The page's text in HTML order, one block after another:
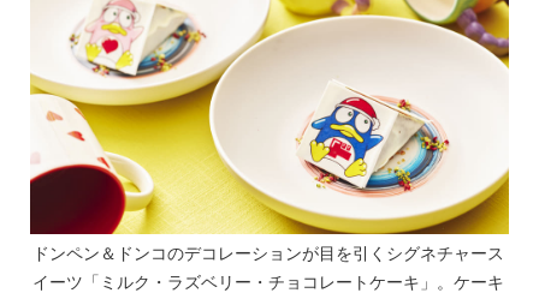
ドンペン＆ドンコのデコレーションが目を引くシグネチャース
イーツ「ミルク・ラズベリー・チョコレートケーキ」。ケーキ